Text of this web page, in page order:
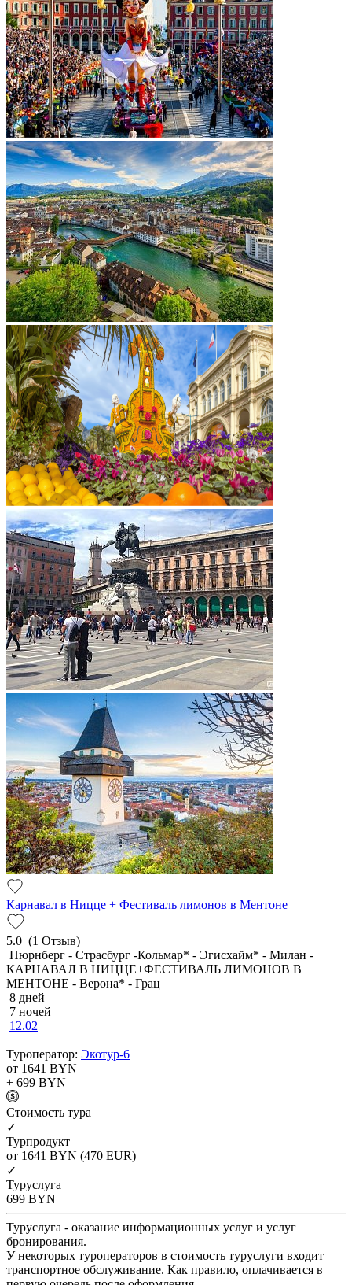
Карнавал в Ницце + Фестиваль лимонов в Ментоне
5.0 (1 Отзыв)
Нюрнберг - Страсбург -Кольмар* - Эгисхайм* - Милан -
КАРНАВАЛ В НИЦЦЕ+ФЕСТИВАЛЬ ЛИМОНОВ В
МЕНТОНЕ - Верона* - Грац
8 дней
7 ночей
12.02
Туроператор: Экотур-6
от 1641 BYN
+ 699 BYN
Cтоимость тура
✓
Турпродукт
от 1641 BYN (470 EUR)
✓
Туруслуга
699 BYN
Туруслуга - оказание информационных услуг и услуг
бронирования.
У некоторых туроператоров в стоимость туруслуги входит
транспортное обслуживание. Как правило, оплачивается в